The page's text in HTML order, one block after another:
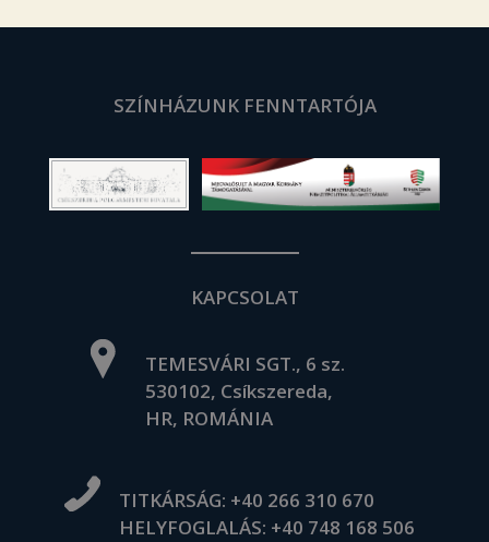
SZÍNHÁZUNK FENNTARTÓJA
KAPCSOLAT
TEMESVÁRI SGT., 6 sz.
530102, Csíkszereda,
HR, ROMÁNIA
TITKÁRSÁG: +40 266 310 670
HELYFOGLALÁS: +40 748 168 506